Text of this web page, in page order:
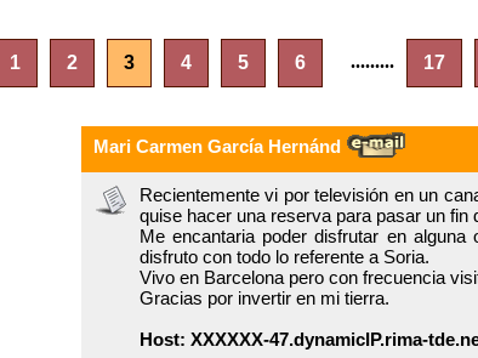
1 2 3 4 5 6 ......... 17
Mari Carmen García Hernánd
Recientemente vi por televisión en un
quise hacer una reserva para pasar un fin
Me encantaria poder disfrutar en
disfruto con todo lo referente a Soria.
Vivo en Barcelona pero con frecuencia
Gracias por invertir en mi tierra.
Host: XXXXXX-47.dynamicIP.rima-